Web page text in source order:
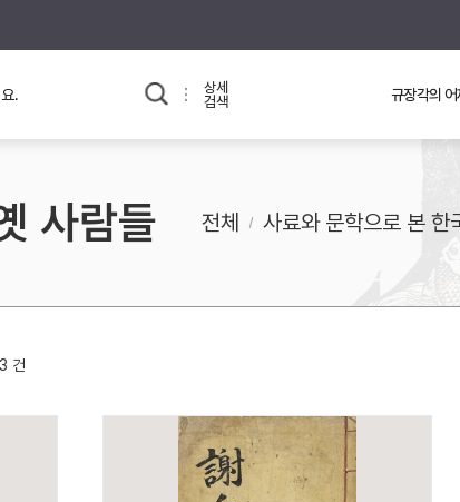
와 문학으로 본
후기
교과 연동 자료
상세
검색
규장각의
사람들 전체 사료와 문학으로 본 한
건